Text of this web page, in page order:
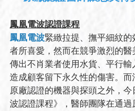
鳳凰電波認證課程
鳳凰電波緊緻拉提、撫平細紋
者所喜愛，然而在競爭激烈的
傳出不肖業者使用水貨、平行輸
造成顧客留下永久性的傷害。而
原廠認證的機器與探頭之外，
波認證課程》，醫師團隊在通過